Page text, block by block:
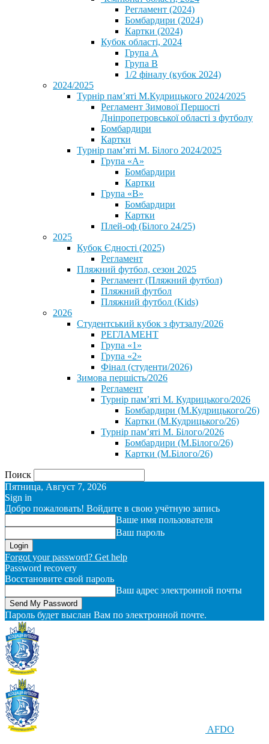
Регламент (2024)
Бомбардири (2024)
Картки (2024)
Кубок області, 2024
Група А
Група В
1/2 фіналу (кубок 2024)
2024/2025
Турнір пам’яті М.Кудрицького 2024/2025
Регламент Зимової Першості
Дніпропетровської області з футболу
Бомбардири
Картки
Турнір пам’яті М. Білого 2024/2025
Група «А»
Бомбардири
Картки
Група «В»
Бомбардири
Картки
Плей-оф (Білого 24/25)
2025
Кубок Єдності (2025)
Регламент
Пляжний футбол, сезон 2025
Регламент (Пляжний футбол)
Пляжний футбол
Пляжний футбол (Kids)
2026
Студентський кубок з футзалу/2026
РЕГЛАМЕНТ
Група «1»
Група «2»
Фінал (студенти/2026)
⁨Зимова першість/2026⁩
Регламент
Турнір пам’яті М. Кудрицького/2026
Бомбардири (М.Кудрицького/26)
Картки (М.Кудрицького/26)
Турнір пам’яті М. Білого/2026
Бомбардири (М.Білого/26)
Картки (М.Білого/26)
Поиск
Пятница, Август 7, 2026
Sign in
Добро пожаловать! Войдите в свою учётную запись
Ваше имя пользователя
Ваш пароль
Forgot your password? Get help
Password recovery
Восстановите свой пароль
Ваш адрес электронной почты
Пароль будет выслан Вам по электронной почте.
AFDO